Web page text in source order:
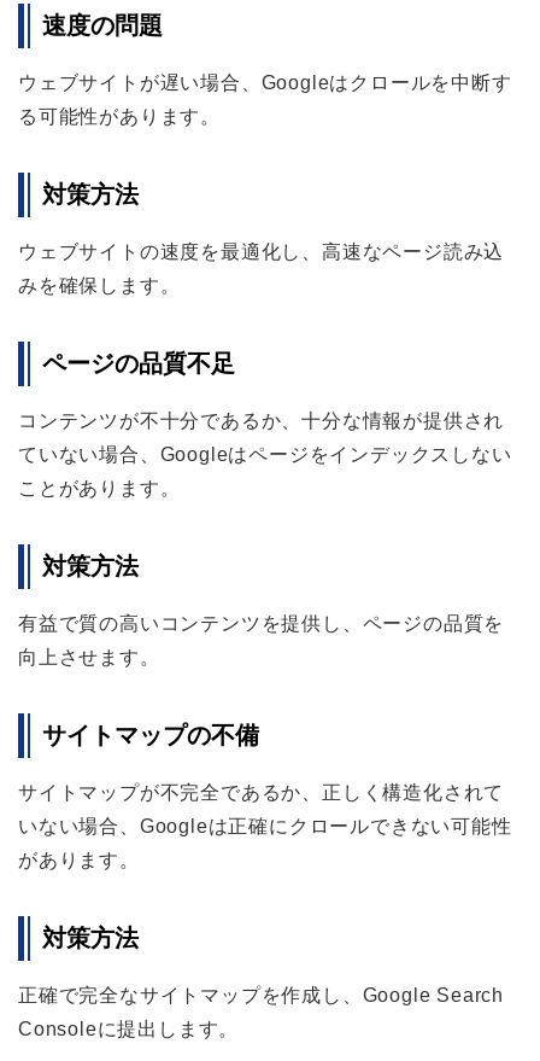
速度の問題
ウェブサイトが遅い場合、Googleはクロールを中断す
る可能性があります。
対策方法
ウェブサイトの速度を最適化し、高速なページ読み込
みを確保します。
ページの品質不足
コンテンツが不十分であるか、十分な情報が提供され
ていない場合、Googleはページをインデックスしない
ことがあります。
対策方法
有益で質の高いコンテンツを提供し、ページの品質を
向上させます。
サイトマップの不備
サイトマップが不完全であるか、正しく構造化されて
いない場合、Googleは正確にクロールできない可能性
があります。
対策方法
正確で完全なサイトマップを作成し、Google Search
Consoleに提出します。